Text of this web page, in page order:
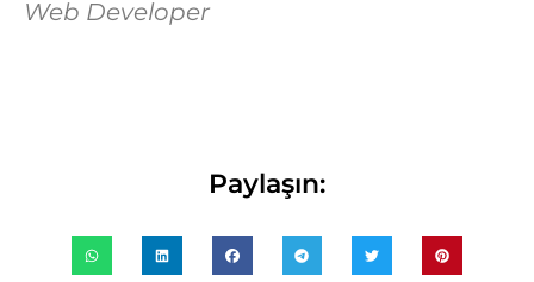
Web Developer
Paylaşın: